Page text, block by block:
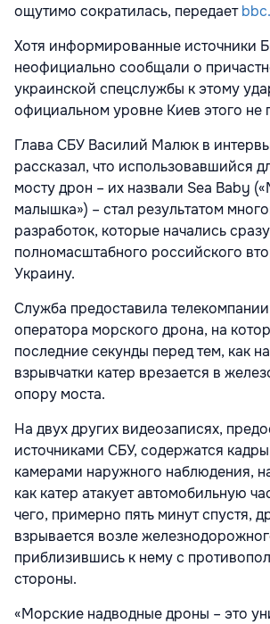
ощутимо сократилась, передает
Хотя информированные источники
неофициально сообщали о
украинской спецслужбы к этому
официальном уровне Киев этого не
Глава СБУ Василий Малюк в
рассказал, что использовавшийся
мосту дрон – их назвали Sea Baby
малышка») – стал результатом
разработок, которые начались
полномасштабного российского
Украину.
Служба предоставила
оператора морского дрона, на
последние секунды перед тем, как
взрывчатки катер врезается в
опору моста.
На двух других видеозаписях,
источниками СБУ, содержатся
камерами наружного наблюдения,
как катер атакует автомобильную
чего, примерно пять минут спустя,
взрывается возле
приблизившись к нему с
стороны.
«Морские надводные дроны – это